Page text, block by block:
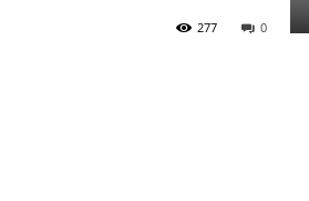
0
277